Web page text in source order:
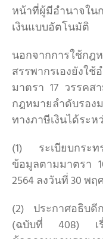
หน้าที่ผู้มีอำนาจใน
เงินแบบอัตโนมัติ
นอกจากการใช้ก
สรรพากรเองยัง
มาตรา 17 วรรค
กฎหมายลำดับรอง
ทางภาษีเงินได้ระห
(1) ระเบียบกระท
ข้อมูลตามมาตรา
2564 ลงวันที่ 30 พ
(2) ประกาศอธิบดี
(ฉบับที่ 408) เรื่